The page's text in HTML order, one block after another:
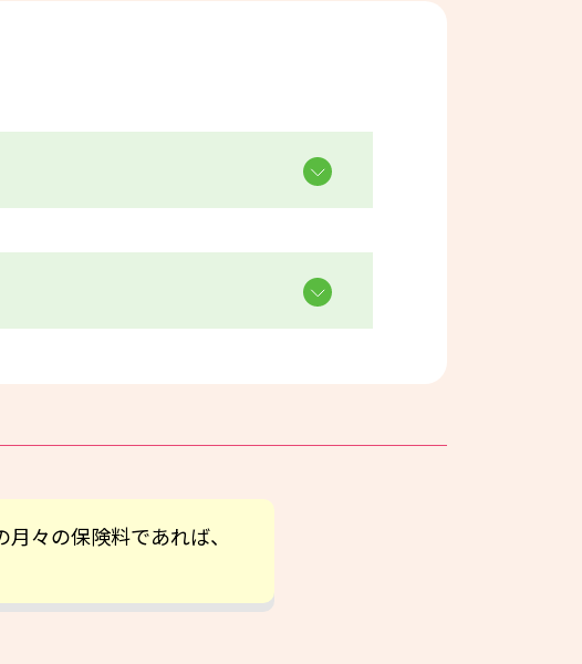
々の保険料であれば、